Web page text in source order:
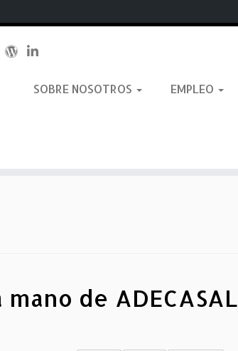
SOBRE NOSOTROS EMPLEO
de ADECASAL